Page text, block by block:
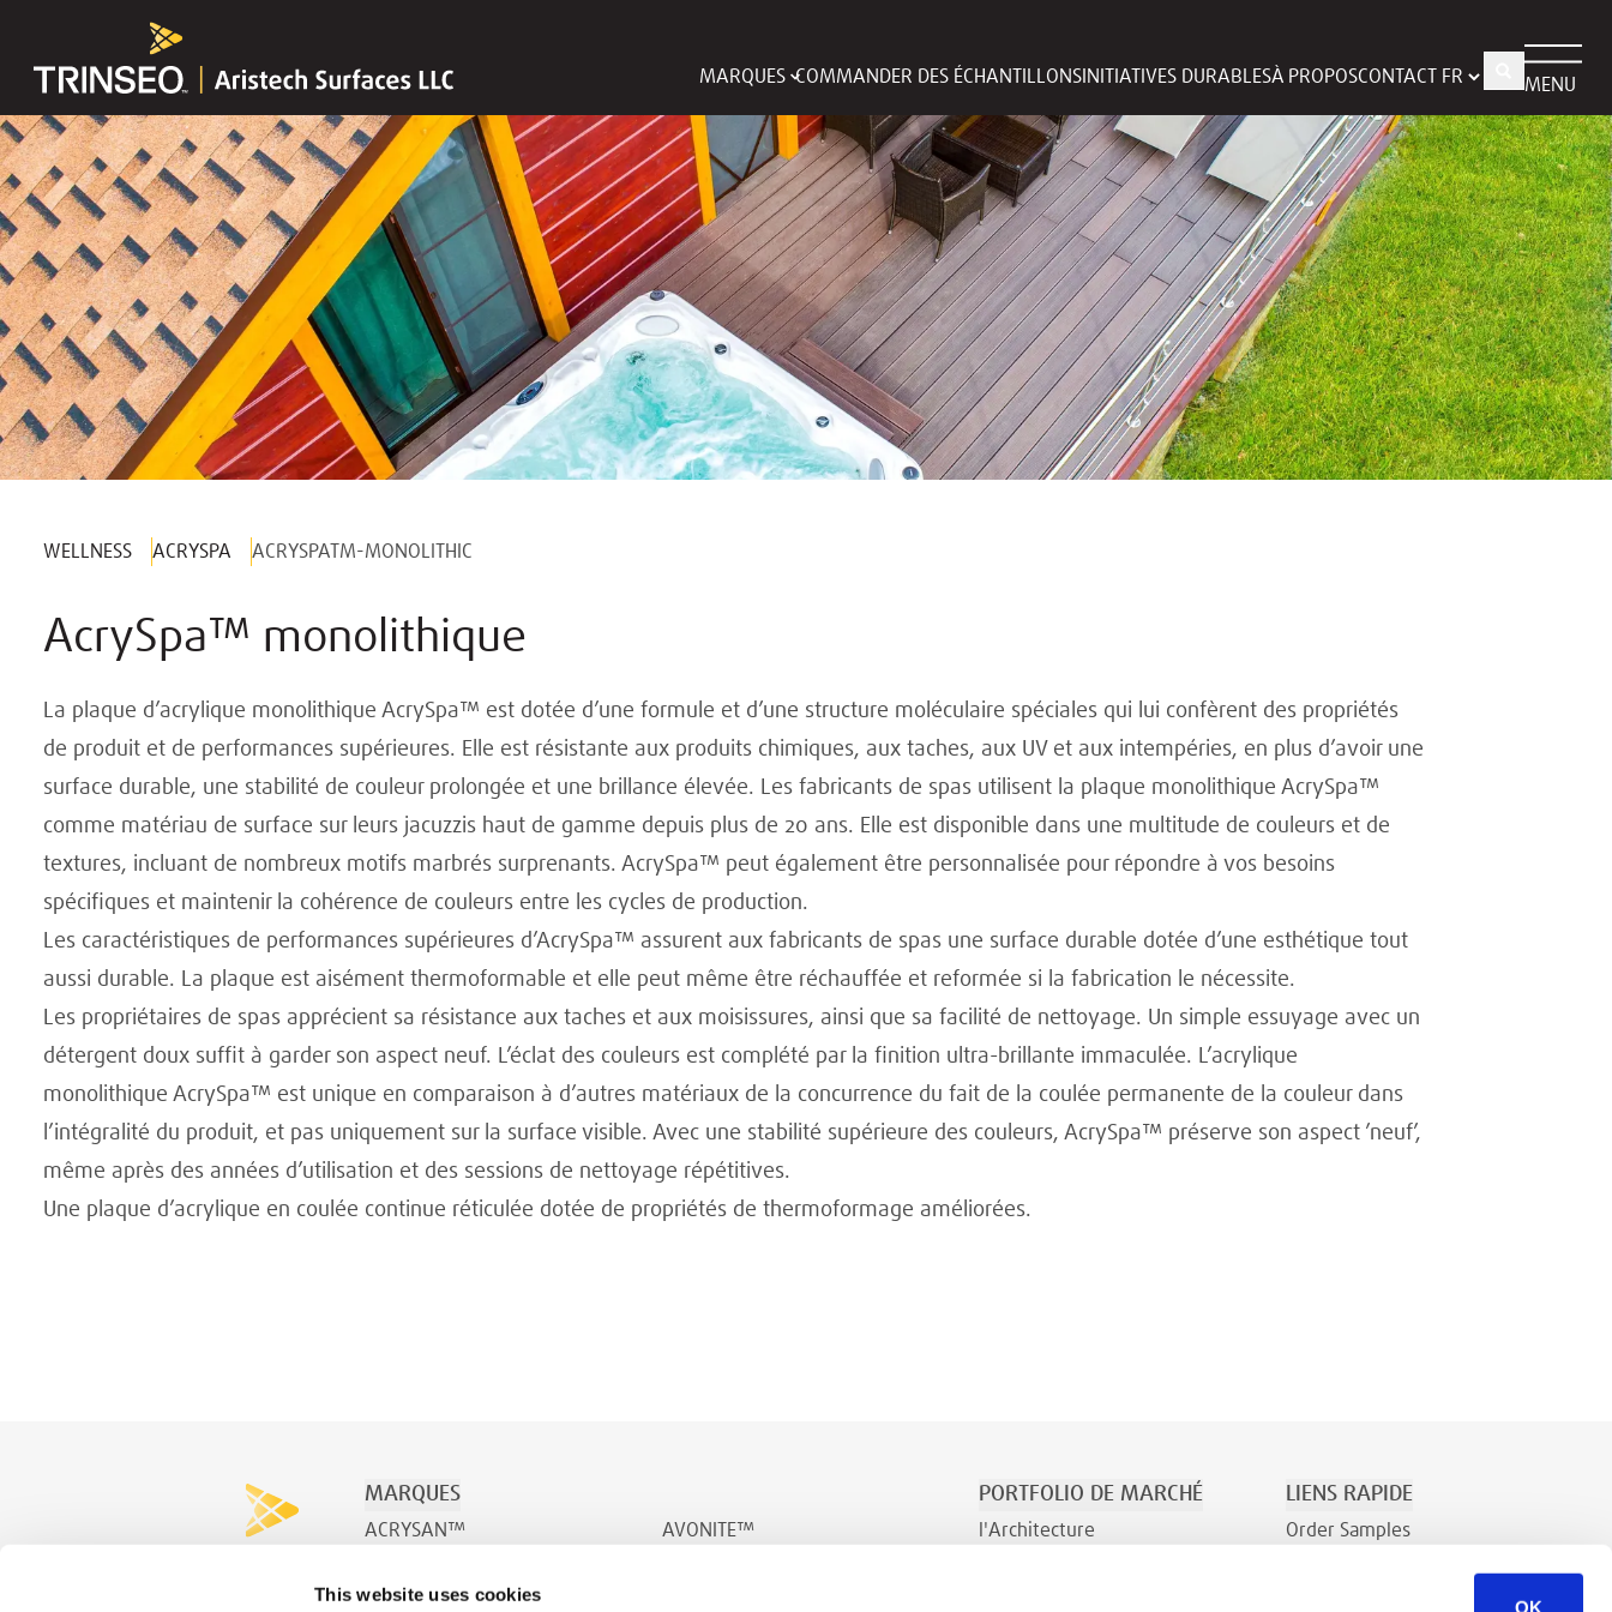
This website uses cookies
OK
MARQUES COMMANDER DES ÉCHANTILLONS INITIATIVES DURABLESÀ PROPOSCONTACT MENU
WELLNESS ACRYSPA ACRYSPATM-MONOLITHIC
AcrySpa™ monolithique
La plaque d’acrylique monolithique AcrySpa™ est dotée d’une formule et d’une structure moléculaire spéciales qui lui confèrent des propriétés
de produit et de performances supérieures. Elle est résistante aux produits chimiques, aux taches, aux UV et aux intempéries, en plus d’avoir une
surface durable, une stabilité de couleur prolongée et une brillance élevée. Les fabricants de spas utilisent la plaque monolithique AcrySpa™
comme matériau de surface sur leurs jacuzzis haut de gamme depuis plus de 20 ans. Elle est disponible dans une multitude de couleurs et de
textures, incluant de nombreux motifs marbrés surprenants. AcrySpa™ peut également être personnalisée pour répondre à vos besoins
spécifiques et maintenir la cohérence de couleurs entre les cycles de production.
Les caractéristiques de performances supérieures d’AcrySpa™ assurent aux fabricants de spas une surface durable dotée d’une esthétique tout
aussi durable. La plaque est aisément thermoformable et elle peut même être réchauffée et reformée si la fabrication le nécessite.
Les propriétaires de spas apprécient sa résistance aux taches et aux moisissures, ainsi que sa facilité de nettoyage. Un simple essuyage avec un
détergent doux suffit à garder son aspect neuf. L’éclat des couleurs est complété par la finition ultra-brillante immaculée. L’acrylique
monolithique AcrySpa™ est unique en comparaison à d’autres matériaux de la concurrence du fait de la coulée permanente de la couleur dans
l’intégralité du produit, et pas uniquement sur la surface visible. Avec une stabilité supérieure des couleurs, AcrySpa™ préserve son aspect ’neuf’,
même après des années d’utilisation et des sessions de nettoyage répétitives.
Une plaque d’acrylique en coulée continue réticulée dotée de propriétés de thermoformage améliorées.
MARQUES
ACRYSAN™
ACRYSWIM™
AVONITE™
PORTFOLIO DE MARCHÉ
l'Architecture
LIENS RAPIDE
Order Samples